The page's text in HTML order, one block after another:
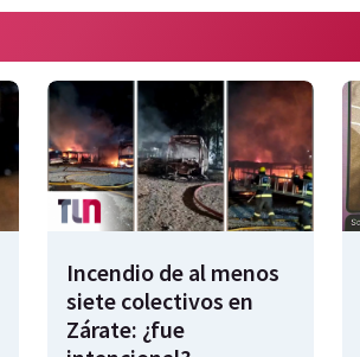
Incendio de al menos
siete colectivos en
Zárate: ¿fue